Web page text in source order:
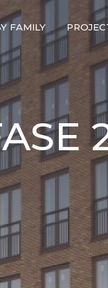
FAMILY